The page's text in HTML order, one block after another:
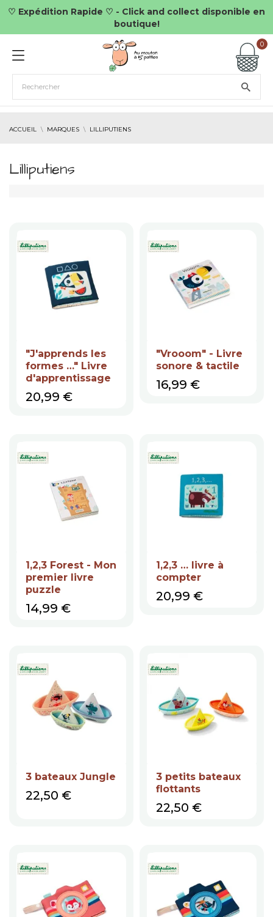
♡ Expédition Rapide ♡ - Click and collect disponible en
boutique!
0
ACCUEIL MARQUES LILLIPUTIENS
Lilliputiens
"J'apprends les
formes …" Livre
d'apprentissage
Prix
20,99 €
"Vrooom" - Livre
sonore & tactile
Prix
16,99 €
1,2,3 Forest - Mon
premier livre
puzzle
Prix
14,99 €
1,2,3 … livre à
compter
Prix
20,99 €
3 bateaux Jungle
Prix
22,50 €
3 petits bateaux
flottants
Prix
22,50 €